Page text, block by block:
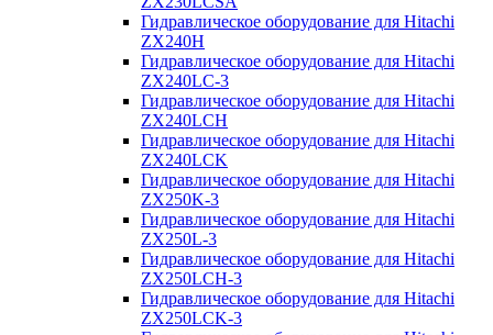
Гидравлическое оборудование для Hitachi
ZX240H
Гидравлическое оборудование для Hitachi
ZX240LC-3
Гидравлическое оборудование для Hitachi
ZX240LCH
Гидравлическое оборудование для Hitachi
ZX240LCK
Гидравлическое оборудование для Hitachi
ZX250K-3
Гидравлическое оборудование для Hitachi
ZX250L-3
Гидравлическое оборудование для Hitachi
ZX250LCH-3
Гидравлическое оборудование для Hitachi
ZX250LCK-3